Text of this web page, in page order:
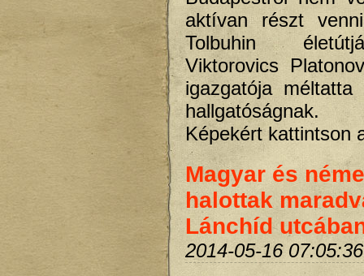
aktívan részt
Tolbuhin
Viktorovics
igazgatója
hallgatóságnak.
Képekért kattintson
Magyar és
halottak
Lánchíd
2014-05-16 07:05:36